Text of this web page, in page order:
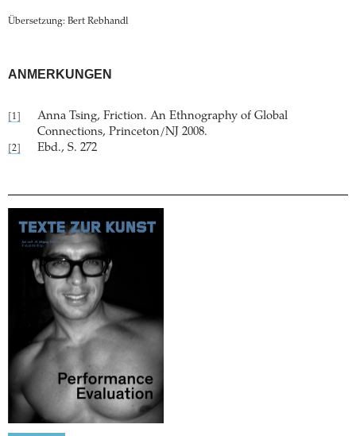
Übersetzung: Bert Rebhandl
ANMERKUNGEN
[1]
Anna Tsing, Friction. An Ethnography of Global
Connections, Princeton/NJ 2008.
[2] Ebd., S. 272